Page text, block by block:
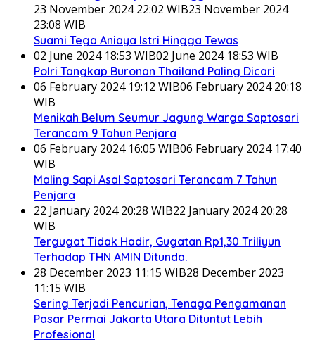
23 November 2024 22:02 WIB23 November 2024
23:08 WIB
Suami Tega Aniaya Istri Hingga Tewas
02 June 2024 18:53 WIB02 June 2024 18:53 WIB
Polri Tangkap Buronan Thailand Paling Dicari
06 February 2024 19:12 WIB06 February 2024 20:18
WIB
Menikah Belum Seumur Jagung Warga Saptosari
Terancam 9 Tahun Penjara
06 February 2024 16:05 WIB06 February 2024 17:40
WIB
Maling Sapi Asal Saptosari Terancam 7 Tahun
Penjara
22 January 2024 20:28 WIB22 January 2024 20:28
WIB
Tergugat Tidak Hadir, Gugatan Rp1,30 Triliyun
Terhadap THN AMIN Ditunda.
28 December 2023 11:15 WIB28 December 2023
11:15 WIB
Sering Terjadi Pencurian, Tenaga Pengamanan
Pasar Permai Jakarta Utara Dituntut Lebih
Profesional